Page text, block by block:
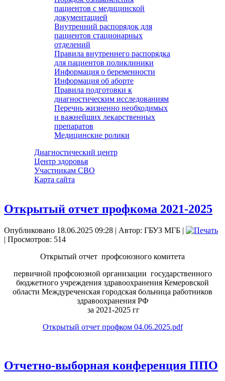
пациентов с медицинской
документацией
Внутренний распорядок для
пациентов стационарных
отделений
Правила внутреннего распорядка
для пациентов поликлиники
Информация о беременности
Информация об аборте
Правила подготовки к
диагностическим исследованиям
Перечнь жизненно необходимых
и важнейших лекарственных
препаратов
Медицинские ролики
Диагностический центр
Центр здоровья
Участникам СВО
Карта сайта
Открытый отчет профкома 2021-2025
Опубликовано 18.06.2025 09:28 | Автор: ГБУЗ МГБ |
| Просмотров: 514
Открытый отчет профсоюзного комитета
первичной профсоюзной организации государственного
бюджетного учреждения здравоохранения Кемеровской
области Междуреченская городская больница работников
здравоохранения РФ
за 2021-2025 гг
Открытый отчет профком 04.06.2025.pdf
Отчетно-выборная конференция ППО